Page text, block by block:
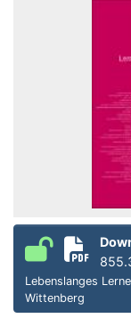
Lebenslanges
Wittenberg